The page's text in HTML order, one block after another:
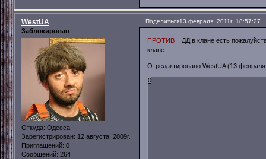
Поделиться13 февраля, 2011г. 18:57:27
WestUA
Заблокирован
Откуда: Одесса
Зарегистрирован: 12 августа, 2009г.
Приглашений: 0
Сообщений: 264
ПРОТИВ ДД в клане есть
клане.
Отредактировано WestUA (13
0